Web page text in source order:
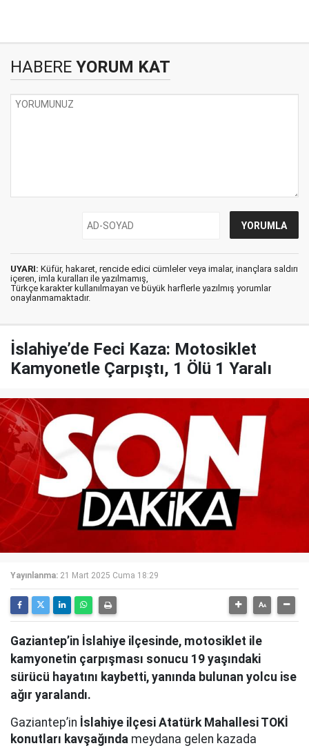
HABERE YORUM KAT
UYARI: Küfür, hakaret, rencide edici cümleler veya imalar, inançlara saldırı
içeren, imla kuralları ile yazılmamış,
Türkçe karakter kullanılmayan ve büyük harflerle yazılmış yorumlar
onaylanmamaktadır.
İslahiye’de Feci Kaza: Motosiklet
Kamyonetle Çarpıştı, 1 Ölü 1 Yaralı
Yayınlanma: 21 Mart 2025 Cuma 18:29
Gaziantep’in İslahiye ilçesinde, motosiklet ile
kamyonetin çarpışması sonucu 19 yaşındaki
sürücü hayatını kaybetti, yanında bulunan yolcu ise
ağır yaralandı.
Gaziantep’in İslahiye ilçesi Atatürk Mahallesi TOKİ
konutları kavşağında meydana gelen kazada